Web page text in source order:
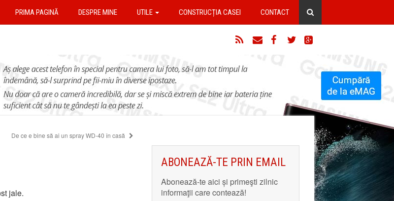
PRIMA PAGINĂ DESPRE MINE UTILE CONSTRUCȚIA CASEI CONTACT
De ce e bine să ai un spray WD-40 în casă
jale.
ABONEAZĂ-TE PRIN EMAIL
Abonează-te aici și primeşti zilnic
informaţii care contează!